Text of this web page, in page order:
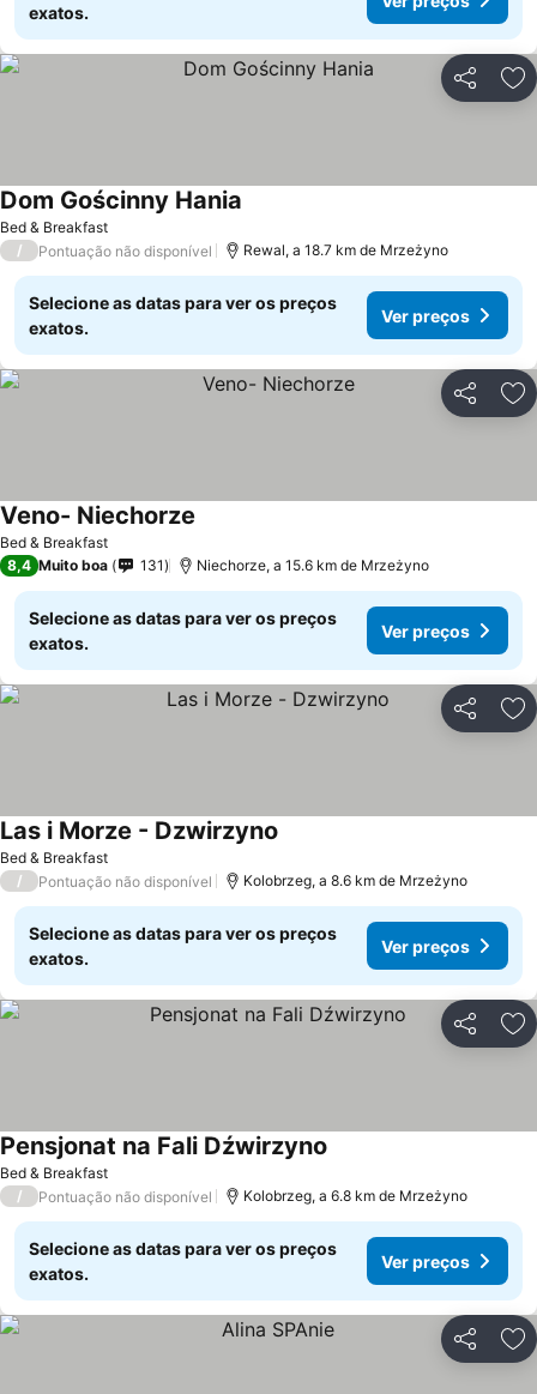
exatos.
Partilhar
Bed & Breakfast
Dom Gościnny Hania
/ Pontuação não disponível Rewal, a 18.7 km de Mrzeżyno
Selecione as datas para ver os preços
exatos.
Ver preços
Partilhar
Bed & Breakfast
Veno- Niechorze
8,4 Muito boa 131 Niechorze, a 15.6 km de Mrzeżyno
Selecione as datas para ver os preços
exatos.
Ver preços
Partilhar
Bed & Breakfast
Las i Morze - Dzwirzyno
/ Pontuação não disponível Kolobrzeg, a 8.6 km de Mrzeżyno
Selecione as datas para ver os preços
exatos.
Ver preços
Partilhar
Bed & Breakfast
Pensjonat na Fali Dźwirzyno
/ Pontuação não disponível Kolobrzeg, a 6.8 km de Mrzeżyno
Selecione as datas para ver os preços
exatos.
Ver preços
Partilhar